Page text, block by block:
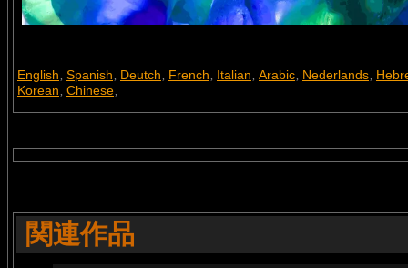
English, Spanish, Deutch, French, Italian, Arabic, Nederlands,
Korean, Chinese,
関連作品